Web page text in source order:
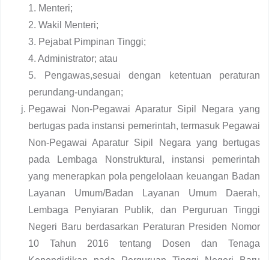
1. Menteri;
2. Wakil Menteri;
3. Pejabat Pimpinan Tinggi;
4. Administrator; atau
5. Pengawas,sesuai dengan ketentuan peraturan
perundang-undangan;
Pegawai Non-Pegawai Aparatur Sipil Negara yang
bertugas pada instansi pemerintah, termasuk Pegawai
Non-Pegawai Aparatur Sipil Negara yang bertugas
pada Lembaga Nonstruktural, instansi pemerintah
yang menerapkan pola pengelolaan keuangan Badan
Layanan Umum/Badan Layanan Umum Daerah,
Lembaga Penyiaran Publik, dan Perguruan Tinggi
Negeri Baru berdasarkan Peraturan Presiden Nomor
10 Tahun 2016 tentang Dosen dan Tenaga